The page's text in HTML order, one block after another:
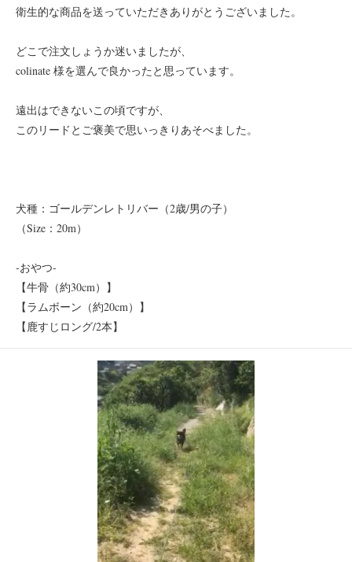
衛生的な商品を送っていただきありがとうございました。
どこで注文しょうか迷いましたが、
colinate 様を選んで良かったと思っています。
遠出はできないこの頃ですが、
このリードとご褒美で思いっきりあそべました。
犬種：ゴールデンレトリバー（2歳/男の子）
（Size：20m）
-おやつ-
【牛骨（約30cm）】
【ラムボーン（約20cm）】
【鹿すじロング/2本】